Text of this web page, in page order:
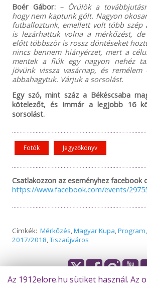
Boér Gábor: – Örülök a
hogy nem kaptunk gólt. Nagyon
futballoztunk, emellett volt több szép
is lezárhattuk volna a mérkőzést,
előtt többször is rossz döntéseket
nincs bennem hiányérzet, mert a
mentek a fiúk egy nagyon nehéz
jövünk vissza vasárnap, és
abbahagytuk. Várjuk a sorsolást.
Egy szó, mint száz a Békéscsaba
kötelezőt, és immár a legjobb 16
sorsolást.
Fotók Jegyzőkönyv
Csatlakozzon az eseményhez facebook
https://www.facebook.com/events/
Címkék: Mérkőzés,Magyar Kupa,Program,
2017/2018,Tiszaújváros
Az 1912elore.hu sütiket használ. Az